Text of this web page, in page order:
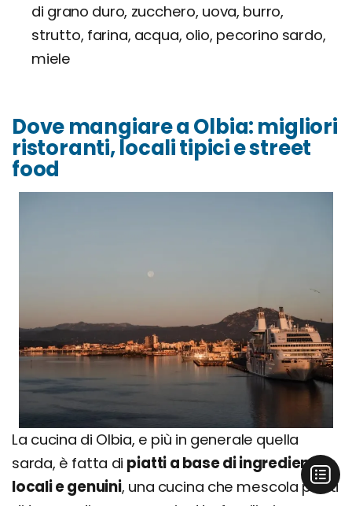
di grano duro, zucchero, uova, burro,
strutto, farina, acqua, olio, pecorino sardo,
miele
Dove mangiare a Olbia: migliori
ristoranti, locali tipici e street
food
La cucina di Olbia, e più in generale quella
sarda, è fatta di piatti a base di ingredienti
locali e genuini, una cucina che mescola piatti